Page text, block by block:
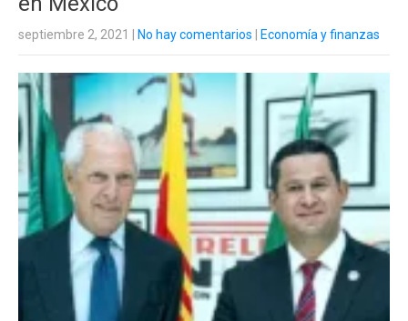
septiembre 2, 2021 No hay comentarios Economía y finanzas